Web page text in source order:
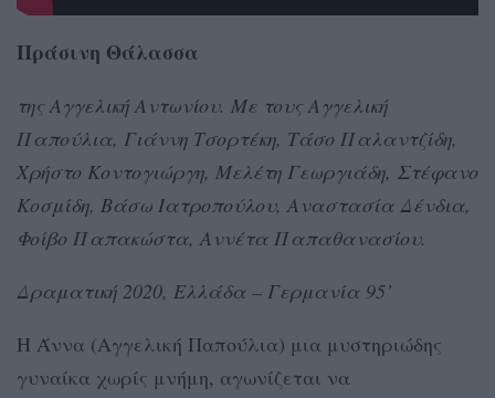
Πράσινη Θάλασσα
της Αγγελική Αντωνίου. Με τους Αγγελική
Παπούλια, Γιάννη Τσορτέκη, Τάσο Παλαντζίδη,
Χρήστο Κοντογιώργη, Μελέτη Γεωργιάδη, Στέφανο
Κοσμίδη, Βάσω Ιατροπούλου, Αναστασία Δένδια,
Φοίβο Παπακώστα, Αννέτα Παπαθανασίου.
Δραματική 2020, Ελλάδα – Γερμανία 95’
Η Άννα (Αγγελική Παπούλια) μια μυστηριώδης
γυναίκα χωρίς μνήμη, αγωνίζεται να